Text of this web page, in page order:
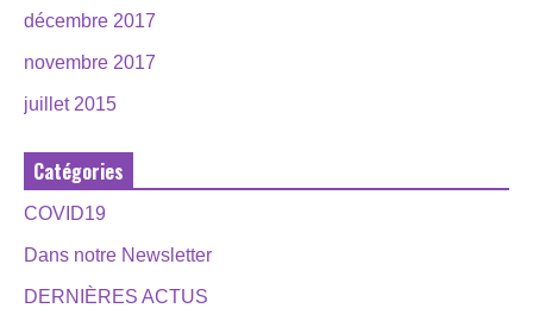
décembre 2017
novembre 2017
juillet 2015
Catégories
COVID19
Dans notre Newsletter
DERNIÈRES ACTUS